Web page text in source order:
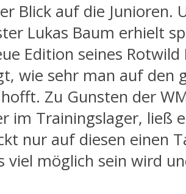
Blick auf die Junioren.
Lukas Baum erhielt
Edition seines Rotwild
wie sehr man auf den
Zu Gunsten der
im Trainingslager, ließ
nur auf diesen einen
viel möglich sein wird